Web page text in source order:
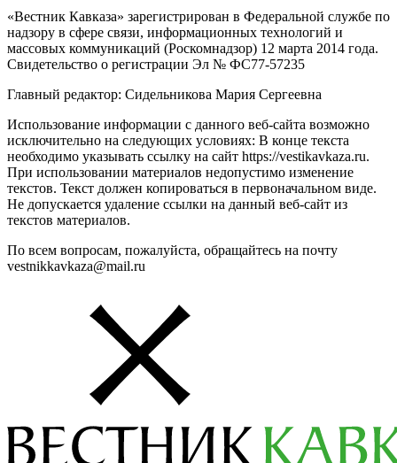
«Вестник Кавказа» зарегистрирован в Федеральной службе по
надзору в сфере связи, информационных технологий и
массовых коммуникаций (Роскомнадзор) 12 марта 2014 года.
Свидетельство о регистрации Эл № ФС77-57235
Главный редактор: Сидельникова Мария Сергеевна
Использование информации с данного веб-сайта возможно
исключительно на следующих условиях: В конце текста
необходимо указывать ссылку на сайт https://vestikavkaza.ru.
При использовании материалов недопустимо изменение
текстов. Текст должен копироваться в первоначальном виде.
Не допускается удаление ссылки на данный веб-сайт из
текстов материалов.
По всем вопросам, пожалуйста, обращайтесь на почту
vestnikkavkaza@mail.ru